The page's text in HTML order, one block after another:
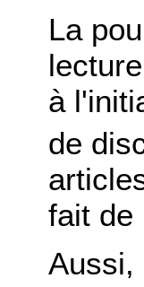
La
à
de
fait de
Aussi,